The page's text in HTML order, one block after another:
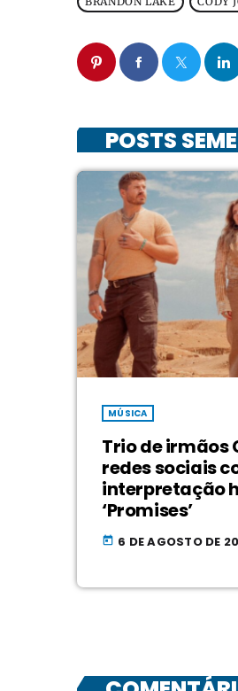
POSTS
MÚSICA
Trio de irmãos
redes sociais
interpretação
‘Promises’
today 6 DE AGOSTO DE